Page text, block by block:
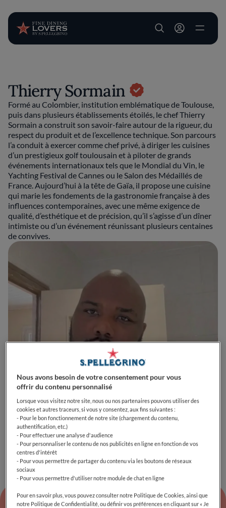
User account
Thierry Sormain
Formé au Colombier, institution emblématique de Toulouse,
puis dans plusieurs établissements étoilés, le chef Thierry
Sormain a construit son savoir-faire autour de la rigueur, du
respect du produit et de l’excellence technique. Son parcours
l’a conduit à exercer comme chef privé, à diriger les cuisines
d’un prestigieux golf toulousain et à piloter de grands
événements internationaux tels que le Mondial du Vin, le
Yachting Festival de Cannes ou le Salon des Médaillés de
France. Aujourd’hui à la tête de Gaïa, il propose une cuisine
qui marie les fondements de la gastronomie française à des
influences contemporaines, avec une même exigence de
qualité, d’esthétique et de précision, qu’il s’agisse d’un dîner
intimiste ou d’un événement réunissant plusieurs centaines
de convives.
Chef SUIVRE
Nous avons besoin de votre consentement pour vous
offrir du contenu personnalisé
Lorsque vous visitez notre site, nous ou nos partenaires pouvons utiliser des
cookies et autres traceurs, si vous y consentez, aux fins suivantes :
- Pour le bon fonctionnement de notre site (chargement du contenu,
authentification, etc.)
- Pour effectuer une analyse d'audience
- Pour personnaliser le contenu de nos publicités en ligne en fonction de vos
centres d'intérêt
- Pour vous permettre de partager du contenu via les boutons de réseaux
sociaux
- Pour vous permettre d'utiliser notre module de chat en ligne
Pour en savoir plus, vous pouvez consulter notre Politique de Cookies, ainsi que
notre Politique de Confidentialité, ou définir vos préférences en cliquant sur « Je